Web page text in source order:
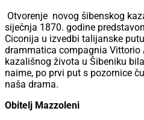
Otvorenje novog šibenskog
siječnja 1870. godine
Ciconija u izvedbi talijanske
drammatica compagnia Vittorio
kazališnog života u Šibeniku
naime, po prvi put s pozornice
naša drama.
Obitelj Mazzoleni